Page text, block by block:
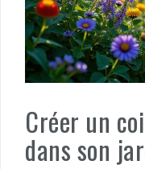
Créer un
dans son